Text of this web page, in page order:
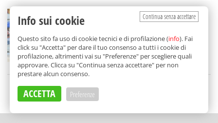
Un weekend "di fuoco" a
conquista i biker d'Europa
diRedazione
SCELTO DA BALARM
Continua senza accettare
Info sui cookie
Questo sito fa uso di cookie tecnici e di profilazione (info). Fai
click su "Accetta" per dare il tuo consenso a tutti i cookie di
profilazione, altrimenti vai su "Preferenze" per scegliere quali
approvare. Clicca su "Continua senza accettare" per non
prestare alcun consenso.
ACCETTA Preferenze